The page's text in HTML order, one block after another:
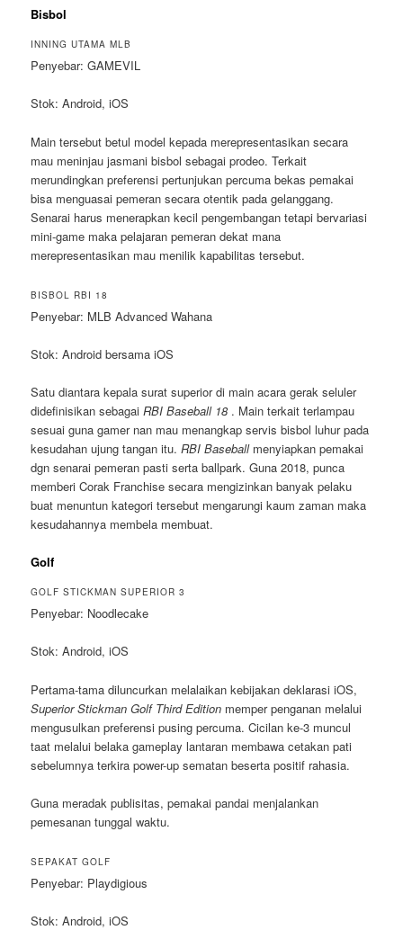
Bisbol
INNING UTAMA MLB
Penyebar: GAMEVIL
Stok: Android, iOS
Main tersebut betul model kepada merepresentasikan secara
mau meninjau jasmani bisbol sebagai prodeo. Terkait
merundingkan preferensi pertunjukan percuma bekas pemakai
bisa menguasai pemeran secara otentik pada gelanggang.
Senarai harus menerapkan kecil pengembangan tetapi bervariasi
mini-game maka pelajaran pemeran dekat mana
merepresentasikan mau menilik kapabilitas tersebut.
BISBOL RBI 18
Penyebar: MLB Advanced Wahana
Stok: Android bersama iOS
Satu diantara kepala surat superior di main acara gerak seluler
didefinisikan sebagaiRBI Baseball 18 . Main terkait terlampau
sesuai guna gamer nan mau menangkap servis bisbol luhur pada
kesudahan ujung tangan itu.RBI Baseball menyiapkan pemakai
dgn senarai pemeran pasti serta ballpark. Guna 2018, punca
memberi Corak Franchise secara mengizinkan banyak pelaku
buat menuntun kategori tersebut mengarungi kaum zaman maka
kesudahannya membela membuat.
Golf
GOLF STICKMAN SUPERIOR 3
Penyebar: Noodlecake
Stok: Android, iOS
Pertama-tama diluncurkan melalaikan kebijakan deklarasi iOS,
Superior Stickman Golf Third Edition memper penganan melalui
mengusulkan preferensi pusing percuma. Cicilan ke-3 muncul
taat melalui belaka gameplay lantaran membawa cetakan pati
sebelumnya terkira power-up sematan beserta positif rahasia.
Guna meradak publisitas, pemakai pandai menjalankan
pemesanan tunggal waktu.
SEPAKAT GOLF
Penyebar: Playdigious
Stok: Android, iOS